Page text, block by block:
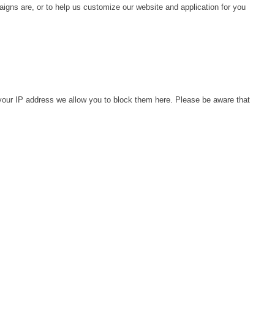
are, or to help us customize our website and application for you
IP address we allow you to block them here. Please be aware that